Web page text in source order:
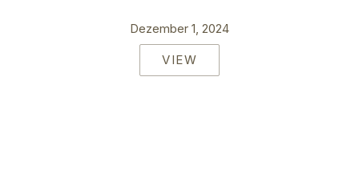
Dezember 1, 2024
VIEW